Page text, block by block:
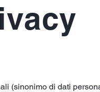
(sinonimo di dati